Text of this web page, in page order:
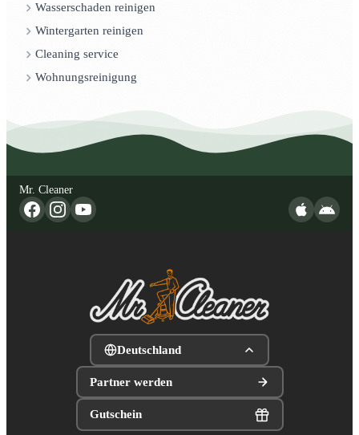
Wasserschaden reinigen
Wintergarten reinigen
Cleaning service
Wohnungsreinigung
Mr. Cleaner
Deutschland
Partner werden
Gutschein